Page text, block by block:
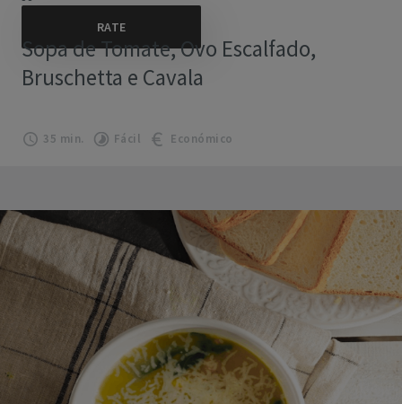
Sopa de Tomate, Ovo Escalfado,
Bruschetta e Cavala
35 min. Fácil Económico